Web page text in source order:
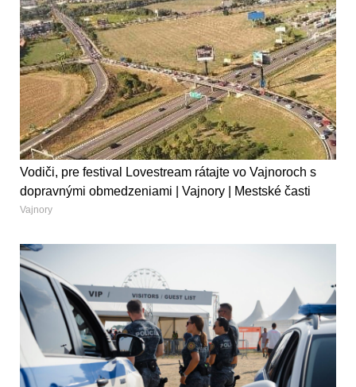
Vodiči, pre festival Lovestream rátajte vo Vajnoroch s
dopravnými obmedzeniami | Vajnory | Mestské časti
Vajnory